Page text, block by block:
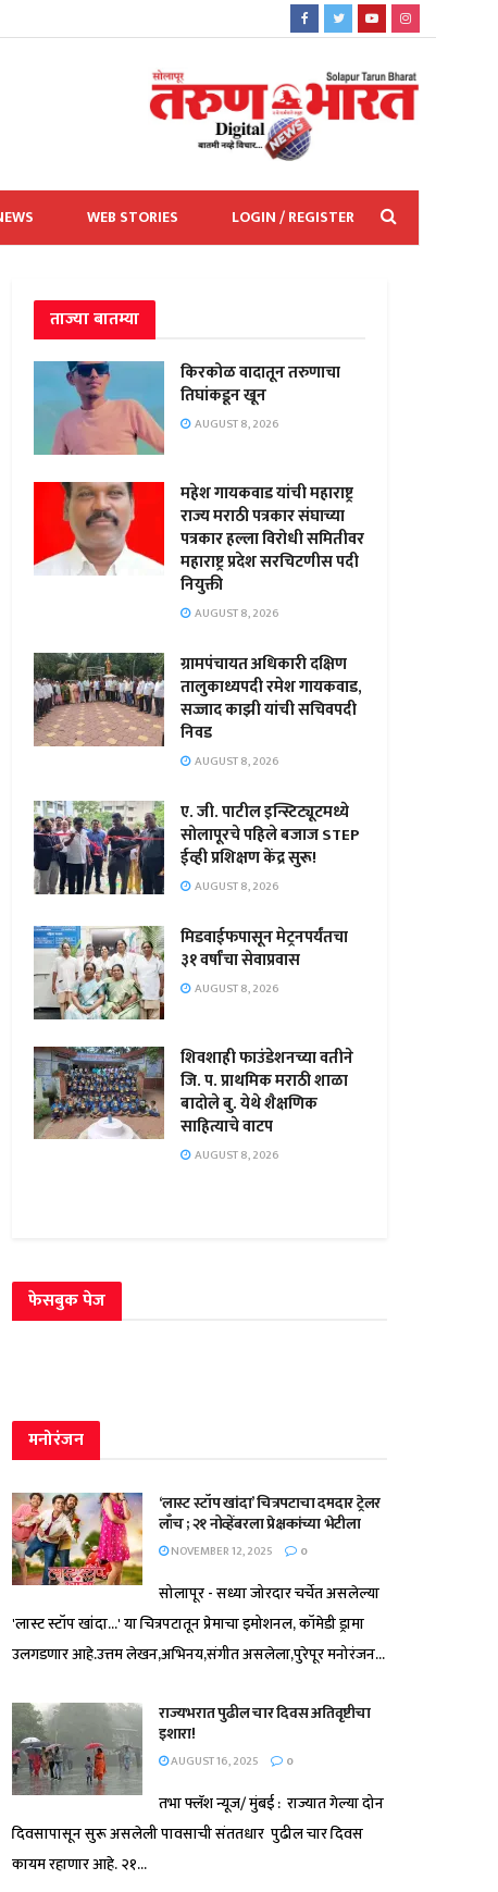
WEB STORIES LOGIN / REGISTER
ताज्या बातम्या
किरकोळ वादातून तरुणाचा
तिघांकडून खून
AUGUST 8, 2026
महेश गायकवाड यांची महाराष्ट्र
राज्य मराठी पत्रकार संघाच्या
पत्रकार हल्ला विरोधी समितीवर
महाराष्ट्र प्रदेश सरचिटणीस पदी
नियुक्ती
AUGUST 8, 2026
ग्रामपंचायत अधिकारी दक्षिण
तालुकाध्यपदी रमेश गायकवाड,
सज्जाद काझी यांची सचिवपदी
निवड
AUGUST 8, 2026
ए. जी. पाटील इन्स्टिट्यूटमध्ये
सोलापूरचे पहिले बजाज STEP
ईव्ही प्रशिक्षण केंद्र सुरू!
AUGUST 8, 2026
मिडवाईफपासून मेट्रनपर्यंतचा
३१ वर्षांचा सेवाप्रवास
AUGUST 8, 2026
शिवशाही फाउंडेशनच्या वतीने
जि. प. प्राथमिक मराठी शाळा
बादोले बु. येथे शैक्षणिक
साहित्याचे वाटप
AUGUST 8, 2026
फेसबुक पेज
मनोरंजन
‘लास्ट स्टॉप खांदा’ चित्रपटाचा दमदार ट्रेलर
लाँच ; २१ नोव्हेंबरला प्रेक्षकांच्या भेटीला
NOVEMBER 12, 2025 0
सोलापूर - सध्या जोरदार चर्चेत असलेल्या
'लास्ट स्टॉप खांदा...' या चित्रपटातून प्रेमाचा इमोशनल, कॉमेडी ड्रामा
उलगडणार आहे.उत्तम लेखन,अभिनय,संगीत असलेला,पुरेपूर मनोरंजन...
राज्यभरात पुढील चार दिवस अतिवृष्टीचा
इशारा!
AUGUST 16, 2025 0
तभा फ्लॅश न्यूज/ मुंबई : राज्यात गेल्या दोन
दिवसापासून सुरू असलेली पावसाची संततधार पुढील चार दिवस
कायम रहाणार आहे. २१...